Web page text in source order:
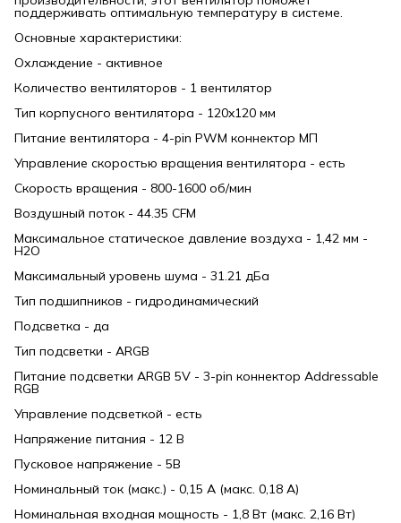
поддерживать оптимальную температуру в системе.
Основные характеристики:
Охлаждение - активное
Количество вентиляторов - 1 вентилятор
Тип корпусного вентилятора - 120x120 мм
Питание вентилятора - 4-pin PWM коннектор МП
Управление скоростью вращения вентилятора - есть
Скорость вращения - 800-1600 об/мин
Воздушный поток - 44.35 CFM
Максимальное статическое давление воздуха - 1,42 мм -
H2O
Максимальный уровень шума - 31.21 дБа
Тип подшипников - гидродинамический
Подсветка - да
Тип подсветки - ARGB
Питание подсветки ARGB 5V - 3-pin коннектор Addressable
RGB
Управление подсветкой - есть
Напряжение питания - 12 В
Пусковое напряжение - 5В
Номинальный ток (макс.) - 0,15 А (макс. 0,18 А)
Номинальная входная мощность - 1,8 Вт (макс. 2,16 Вт)